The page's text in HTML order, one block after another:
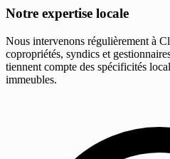
Notre expertise locale
Nous intervenons régulièrement à
copropriétés, syndics et
tiennent compte des spécificités
immeubles.